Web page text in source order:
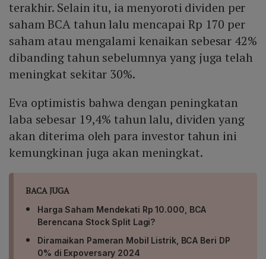
terakhir. Selain itu, ia menyoroti dividen per
saham BCA tahun lalu mencapai Rp 170 per
saham atau mengalami kenaikan sebesar 42%
dibanding tahun sebelumnya yang juga telah
meningkat sekitar 30%.
Eva optimistis bahwa dengan peningkatan
laba sebesar 19,4% tahun lalu, dividen yang
akan diterima oleh para investor tahun ini
kemungkinan juga akan meningkat.
BACA JUGA
Harga Saham Mendekati Rp 10.000, BCA
Berencana Stock Split Lagi?
Diramaikan Pameran Mobil Listrik, BCA Beri DP
0% di Expoversary 2024